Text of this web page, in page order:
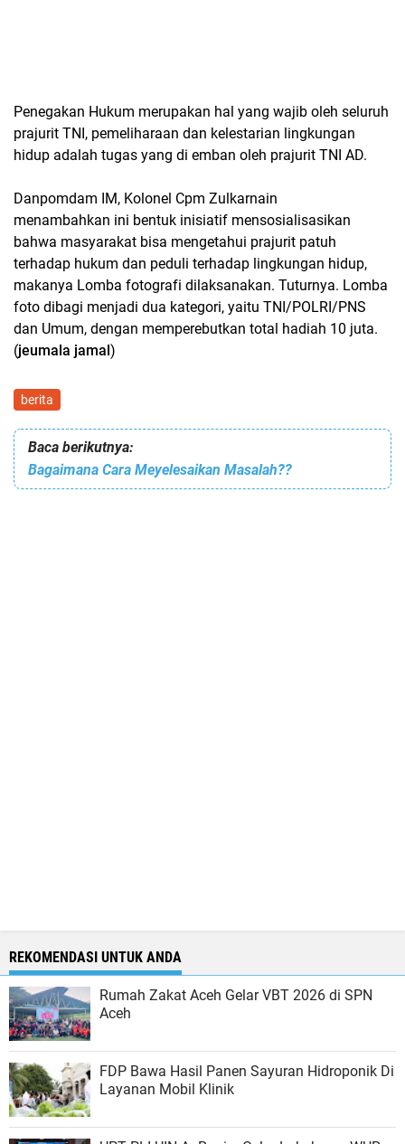
Penegakan Hukum merupakan hal yang wajib oleh seluruh
prajurit TNI, pemeliharaan dan kelestarian lingkungan
hidup adalah tugas yang di emban oleh prajurit TNI AD.
Danpomdam IM, Kolonel Cpm Zulkarnain
menambahkan ini bentuk inisiatif mensosialisasikan
bahwa masyarakat bisa mengetahui prajurit patuh
terhadap hukum dan peduli terhadap lingkungan hidup,
makanya Lomba fotografi dilaksanakan. Tuturnya. Lomba
foto dibagi menjadi dua kategori, yaitu TNI/POLRI/PNS
dan Umum, dengan memperebutkan total hadiah 10 juta.
(jeumala jamal)
berita
Baca berikutnya:
Bagaimana Cara Meyelesaikan Masalah??
REKOMENDASI UNTUK ANDA
Rumah Zakat Aceh Gelar VBT 2026 di SPN
Aceh
FDP Bawa Hasil Panen Sayuran Hidroponik Di
Layanan Mobil Klinik